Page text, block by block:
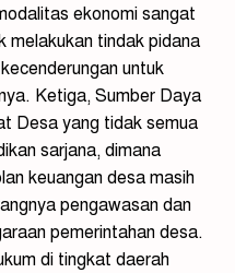
ekonomi sangat
melakukan tindak pidana
untuk
Ketiga, Sumber Daya
Desa yang tidak semua
sarjana, dimana
keuangan desa masih
pengawasan dan
pemerintahan desa.
di tingkat daerah